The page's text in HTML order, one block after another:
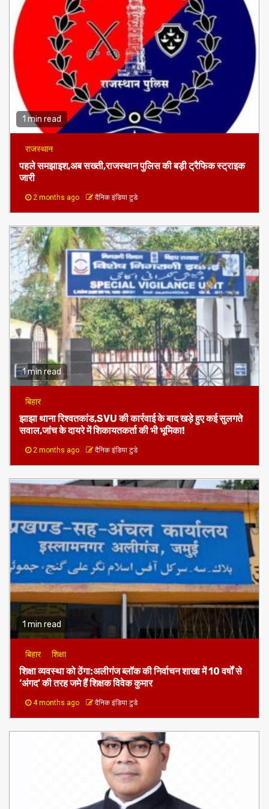
1 min read
राजस्थान
पहले समझाइश,अब सख्ती,राजस्थान पुलिस की बड़ी ट्रैफिक स्ट्राइक
जारी
2 months ago दैनिक इंडिया टुडे
1 min read
बिहार
झाझा थाना रिश्वतकांड,SVU की कार्रवाई के बाद खड़े हुए कई सुलगते
सवाल,जांच के दायरे में शिकायतकर्ता की भी भूमिका!
2 months ago दैनिक इंडिया टुडे
1 min read
बिहार शिक्षा
शिक्षा व्यवस्था को ठेंगा:अलीगंज ब्लॉक की निर्वाचन शाखा में 10 वर्षों से
‘अंगद’ की तरह जमे हैं शिक्षक विवेक कुमार
4 months ago दैनिक इंडिया टुडे